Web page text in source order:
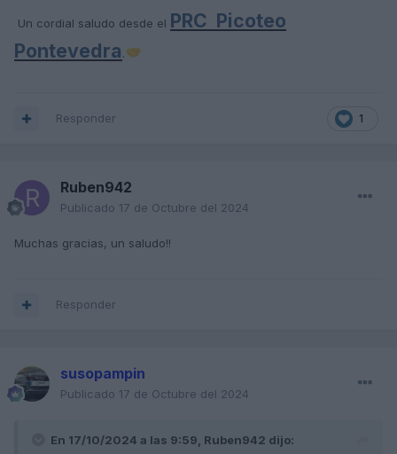
Un cordial saludo desde el PRC Picoteo
Pontevedra.
1
Responder
Ruben942
Publicado 17 de Octubre del 2024
Muchas gracias, un saludo!!
Responder
susopampin
Publicado 17 de Octubre del 2024
En 17/10/2024 a las 9:59, Ruben942 dijo: